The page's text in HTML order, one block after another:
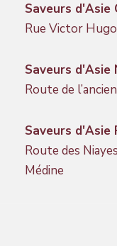
Saveurs d'Asie
Rue Victor
Saveurs d'Asie
Route de
Saveurs d'Asie
Route des
Médine